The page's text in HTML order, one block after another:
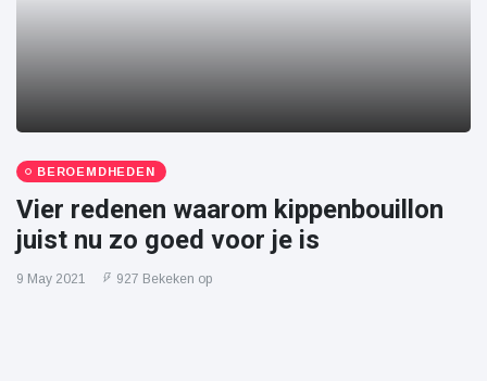
BEROEMDHEDEN
Vier redenen waarom kippenbouillon
juist nu zo goed voor je is
9 May 2021 927 Bekeken op